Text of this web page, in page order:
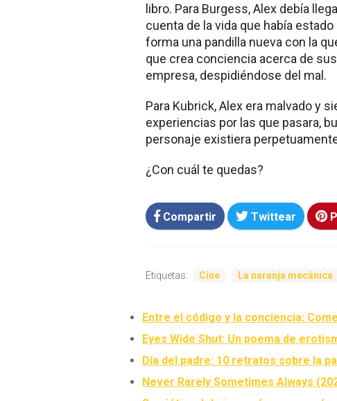
libro. Para Burgess, Alex debía
cuenta de la vida que había
forma una pandilla nueva con la
que crea conciencia acerca de
empresa, despidiéndose del mal.
Para Kubrick, Alex era malvado y
experiencias por las que pasara,
personaje existiera
¿Con cuál te quedas?
Compartir Twittear
Etiquetas: Cine La naranja mecánica
Entre el código y la conciencia:
Eyes Wide Shut: Un poema de
Día del padre: 10 retratos sobre la
Never Rarely Sometimes Always